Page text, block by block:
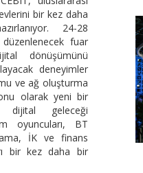
bir kez daha
24-28
fuar
dönüşümünü
deneyimler
ve ağ oluşturma
olarak yeni bir
dijital geleceği
oyuncuları, BT
İK ve finans
bir kez daha bir